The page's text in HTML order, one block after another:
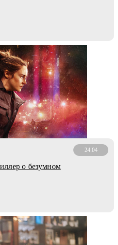
24.04
о безумном